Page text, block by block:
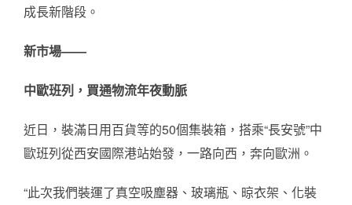
成長新階段。
新市場——
中歐班列，買通物流年夜動脈
近日，裝滿日用百貨等的50個集裝箱，搭乘“長安號”中
歐班列從西安國際港站始發，一路向西，奔向歐洲。
“此次我們裝運了真空吸塵器、玻璃瓶、晾衣架、化裝